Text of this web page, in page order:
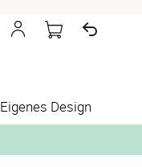
Eigenes Design